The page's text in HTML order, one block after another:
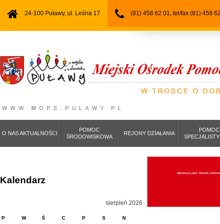
24-100 Puławy, ul. Leśna 17 (81) 458 62 01, tel/fax (81) 458
O NAS AKTUALNOŚCI
POMOC
ŚRODOWISKOWA
REJONY DZIAŁANIA
POMOC
Informacja jakie Wnioski
Kalendarz
sierpień 2026
P W Ś C P S N